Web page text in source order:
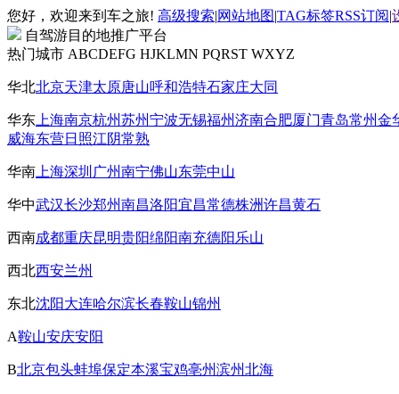
您好，欢迎来到车之旅! 高级搜索|网站地图|TAG标签RSS订阅|
自驾游目的地推广平台
热门城市 ABCDEFG HJKLMN PQRST WXYZ
华北北京天津太原唐山呼和浩特石家庄大同
华东 上海南京杭州苏州宁波无锡福州济南合肥厦门青岛常州金
威海东营日照江阴常熟
华南 上海深圳 广州南宁佛山东莞中山
华中武汉长沙郑州南昌洛阳宜昌常德株洲许昌黄石
西南成都重庆昆明贵阳绵阳南充德阳 乐山
西北西安兰州
东北沈阳大连哈尔滨长春鞍山锦州
A鞍山安庆安阳
B北京包头蚌埠保定本溪宝鸡亳州滨州北海